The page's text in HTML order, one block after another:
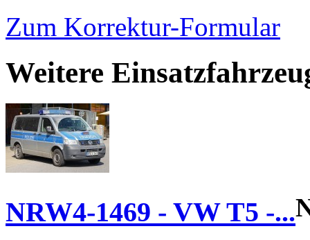
Zum Korrektur-Formular
Weitere
NRW4-1469 - VW T5 -...